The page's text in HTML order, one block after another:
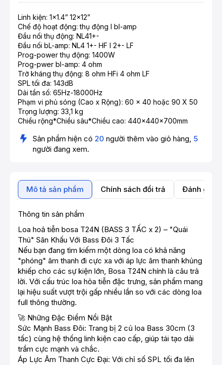
Linh kiện: 1x1.4” 12x12”
Chế độ hoạt động: thụ động l bl-amp
Đầu nối thụ động: NL41+-
Đầu nối bL-amp: NL4 1+- HF I 2+- LF
Prog-power thụ động: 1400W
Prog-pwer bl-amp: 4 ohm
Trở kháng thụ động: 8 ohm HFi 4 ohm LF
SPL tối đa: 143dB
Dải tần số: 65Hz-18000Hz
Phạm vi phủ sóng (Cao x Rộng): 60 x 40 hoặc 90 X 50
Trọng lượng: 33,1 kg
Chiều rộng*Chiều sâu*Chiều cao: 440x440x700mm
Sản phẩm hiện có 20 người thêm vào giỏ hàng, 5
người đang xem.
Mô tả sản phẩm Chính sách đổi trả Đánh giá
Thông tin sản phẩm
Loa hoả tiễn bosa T24N (BASS 3 TẤC x 2) – "Quái
Thú" Sân Khấu Với Bass Đôi 3 Tấc
Nếu bạn đang tìm kiếm một dòng loa có khả năng
"phóng" âm thanh đi cực xa với áp lực âm thanh khủng
khiếp cho các sự kiện lớn, Bosa T24N chính là câu trả
lời. Với cấu trúc loa hỏa tiễn đặc trưng, sản phẩm mang
lại hiệu suất vượt trội gấp nhiều lần so với các dòng loa
full thông thường.
🚀 Những Đặc Điểm Nổi Bật
Sức Mạnh Bass Đôi: Trang bị 2 củ loa Bass 30cm (3
tấc) cùng hệ thống linh kiện cao cấp, giúp tái tạo dải
trầm cực mạnh và chắc.
Áp Lực Âm Thanh Cực Đại: Với chỉ số SPL tối đa lên